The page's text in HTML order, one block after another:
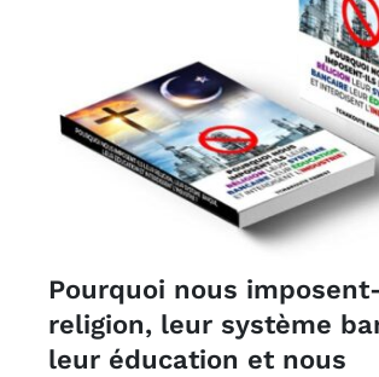
Pourquoi nous
religion, leur système
leur éducation et nous